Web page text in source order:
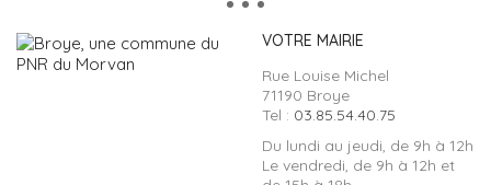
VOTRE MAIRIE
Rue Louise Michel
71190 Broye
Tel : 03.85.54.40.75
Du lundi au jeudi, de 9h à 12h
Le vendredi, de 9h à 12h et